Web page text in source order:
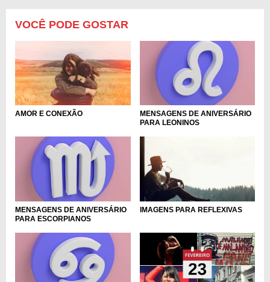
VOCÊ PODE GOSTAR
AMOR E CONEXÃO
MENSAGENS DE ANIVERSÁRIO
PARA LEONINOS
MENSAGENS DE ANIVERSÁRIO
PARA ESCORPIANOS
IMAGENS PARA REFLEXIVAS